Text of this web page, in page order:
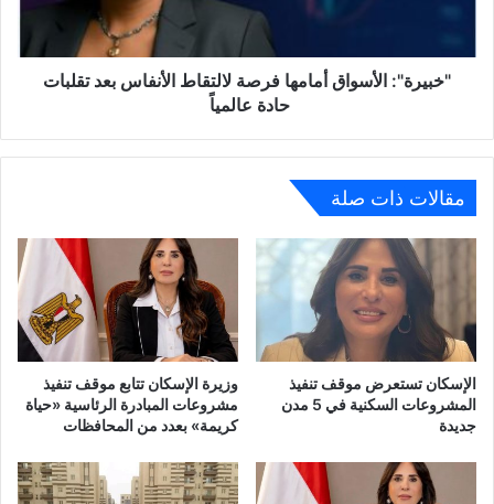
حادة
عالمياً"خبيرة": الأسواق أمامها فرصة لالتقاط الأنفاس بعد تقلبات
حادة عالمياً
مقالات ذات صلة
الإسكان تستعرض موقف تنفيذ
المشروعات السكنية في 5 مدن
جديدة
وزيرة الإسكان تتابع موقف تنفيذ
مشروعات المبادرة الرئاسية «حياة
كريمة» بعدد من المحافظات